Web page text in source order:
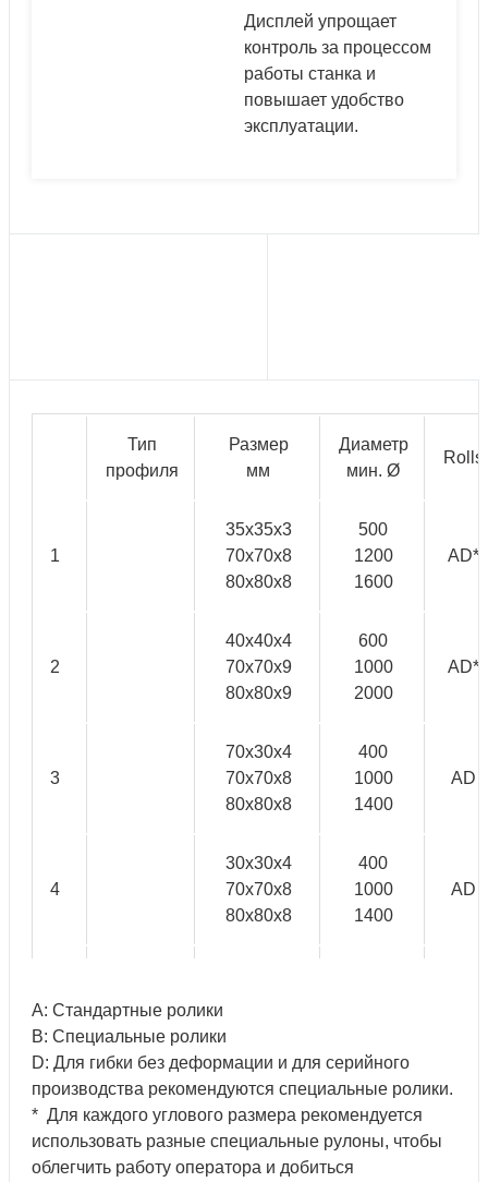
Дисплей упрощает
контроль за процессом
работы станка и
повышает удобство
эксплуатации.
Тип
профиля
Размер
мм
Диаметр
мин. Ø
Rolls
1
35x35x3
70x70x8
80x80x8
500
1200
1600
AD*
2
40x40x4
70x70x9
80x80x9
600
1000
2000
AD*
3
70x30x4
70x70x8
80x80x8
400
1000
1400
AD
4
30x30x4
70x70x8
80x80x8
400
1000
1400
AD
5
6
50x10
80x20
120x30
260
400
600
А: Стандартные ролики
B: Специальные ролики
D: Для гибки без деформации и для серийного
производства рекомендуются специальные ролики.
* Для каждого углового размера рекомендуется
использовать разные специальные рулоны, чтобы
облегчить работу оператора и добиться